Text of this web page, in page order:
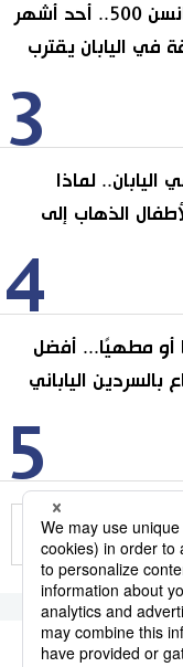
3
وداعًا لشينكانسن 500.. أحد أشهر
في اليابان يقترب
4
اليابان.. لماذا
الذهاب إلى
5
أو مطهيًا... أفضل
بالسردين الياباني